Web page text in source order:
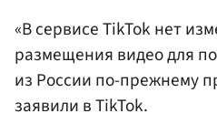
«В сервисе TikTok нет
размещения видео для
из России по-прежнему
заявили в TikTok.